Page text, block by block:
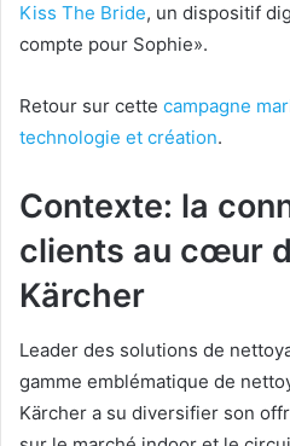
Kiss The Bride, un dispositif
compte pour Sophie».
Retour sur cette campagne
technologie et création.
Contexte: la
clients au cœur
Kärcher
Leader des solutions de
gamme emblématique de
Kärcher a su diversifier son